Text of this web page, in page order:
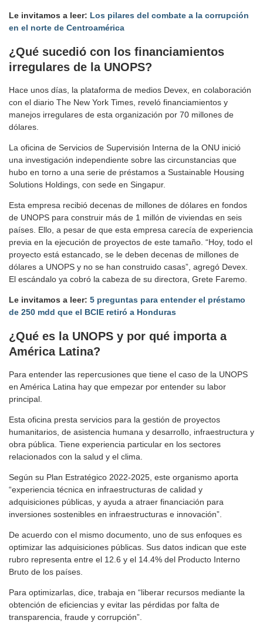
Le invitamos a leer: Los pilares del combate a la corrupción
en el norte de Centroamérica
¿Qué sucedió con los financiamientos
irregulares de la UNOPS?
Hace unos días, la plataforma de medios Devex, en colaboración
con el diario The New York Times, reveló financiamientos y
manejos irregulares de esta organización por 70 millones de
dólares.
La oficina de Servicios de Supervisión Interna de la ONU inició
una investigación independiente sobre las circunstancias que
hubo en torno a una serie de préstamos a Sustainable Housing
Solutions Holdings, con sede en Singapur.
Esta empresa recibió decenas de millones de dólares en fondos
de UNOPS para construir más de 1 millón de viviendas en seis
países. Ello, a pesar de que esta empresa carecía de experiencia
previa en la ejecución de proyectos de este tamaño. “Hoy, todo el
proyecto está estancado, se le deben decenas de millones de
dólares a UNOPS y no se han construido casas”, agregó Devex.
El escándalo ya cobró la cabeza de su directora, Grete Faremo.
Le invitamos a leer: 5 preguntas para entender el préstamo
de 250 mdd que el BCIE retiró a Honduras
¿Qué es la UNOPS y por qué importa a
América Latina?
Para entender las repercusiones que tiene el caso de la UNOPS
en América Latina hay que empezar por entender su labor
principal.
Esta oficina presta servicios para la gestión de proyectos
humanitarios, de asistencia humana y desarrollo, infraestructura y
obra pública. Tiene experiencia particular en los sectores
relacionados con la salud y el clima.
Según su Plan Estratégico 2022-2025, este organismo aporta
“experiencia técnica en infraestructuras de calidad y
adquisiciones públicas, y ayuda a atraer financiación para
inversiones sostenibles en infraestructuras e innovación”.
De acuerdo con el mismo documento, uno de sus enfoques es
optimizar las adquisiciones públicas. Sus datos indican que este
rubro representa entre el 12.6 y el 14.4% del Producto Interno
Bruto de los países.
Para optimizarlas, dice, trabaja en “liberar recursos mediante la
obtención de eficiencias y evitar las pérdidas por falta de
transparencia, fraude y corrupción”.